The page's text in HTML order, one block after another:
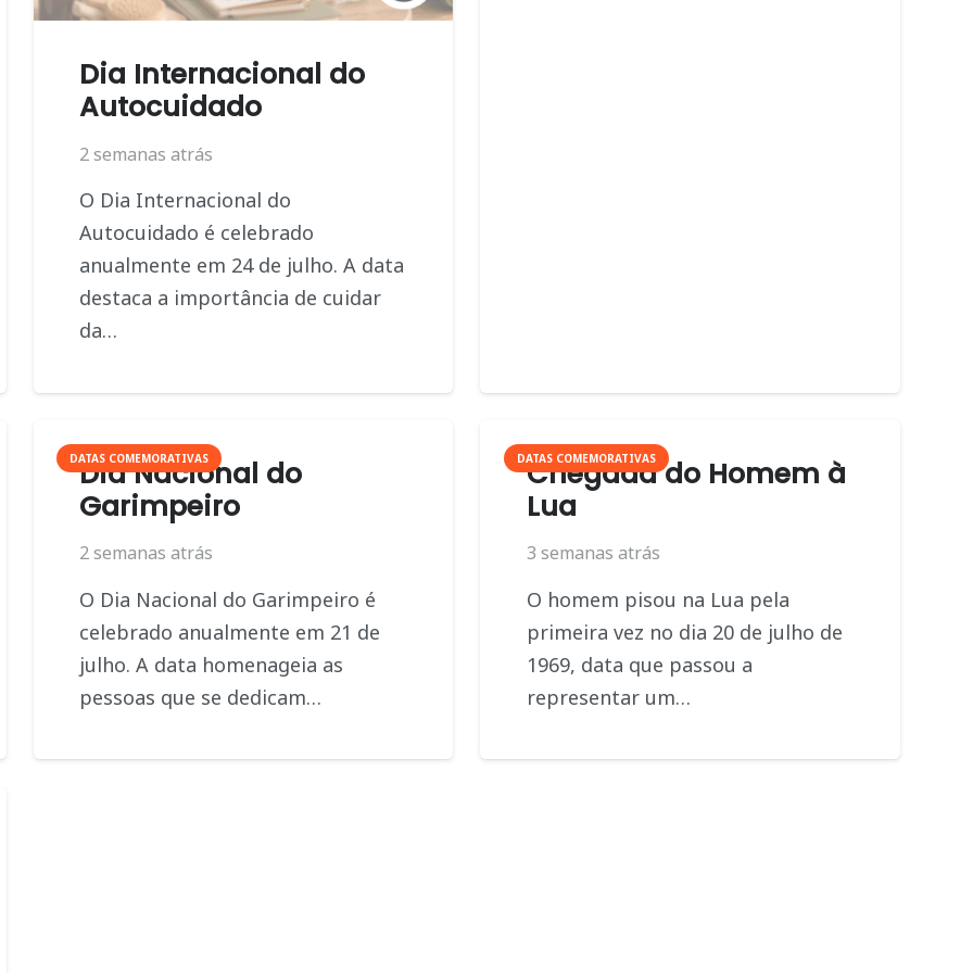
Dia Internacional do
Autocuidado
2 semanas atrás
O Dia Internacional do
Autocuidado é celebrado
anualmente em 24 de julho. A data
destaca a importância de cuidar
da…
DATAS COMEMORATIVAS
Dia Nacional do
Garimpeiro
2 semanas atrás
O Dia Nacional do Garimpeiro é
celebrado anualmente em 21 de
julho. A data homenageia as
pessoas que se dedicam…
DATAS COMEMORATIVAS
Chegada do Homem à
Lua
3 semanas atrás
O homem pisou na Lua pela
primeira vez no dia 20 de julho de
1969, data que passou a
representar um…